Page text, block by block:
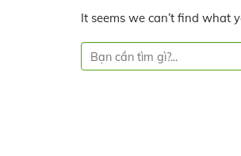
It seems we can’t find what